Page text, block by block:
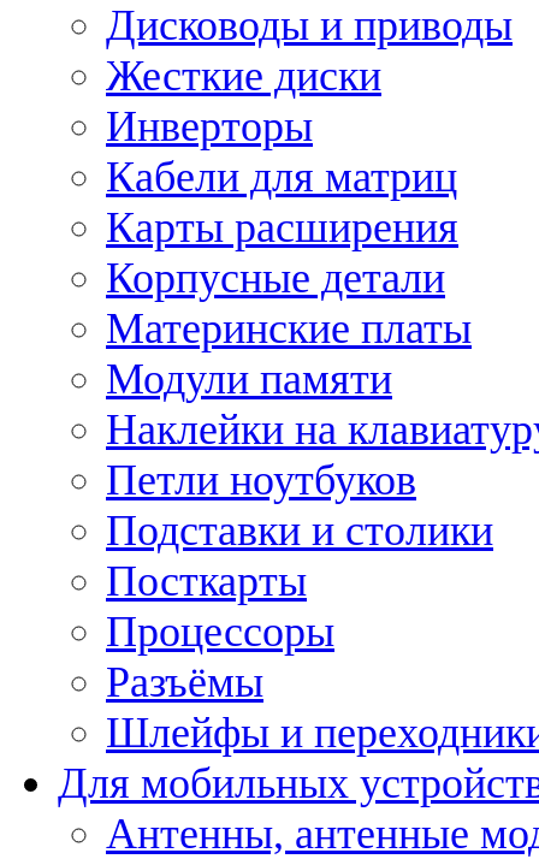
Дисководы и приводы
Жесткие диски
Инверторы
Кабели для матриц
Карты расширения
Корпусные детали
Материнские платы
Модули памяти
Наклейки на
Петли ноутбуков
Подставки и столики
Посткарты
Процессоры
Разъёмы
Шлейфы и
Для мобильных
Антенны, антенные